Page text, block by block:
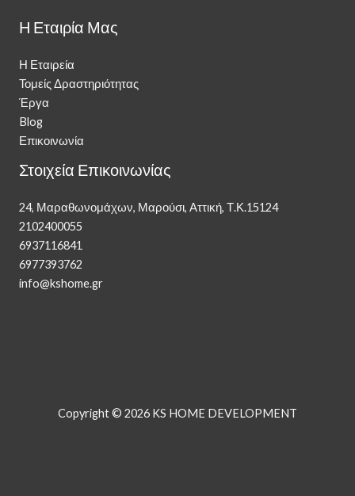
Η Εταιρία Μας
Η Εταιρεία
Τομείς Δραστηριότητας
Έργα
Blog
Επικοινωνία
Στοιχεία Επικοινωνίας
24, Μαραθωνομάχων, Μαρούσι, Αττική, Τ.Κ.15124
2102400055
6937116841
6977393762
info@kshome.gr
Copyright © 2026 KS HOME DEVELOPMENT